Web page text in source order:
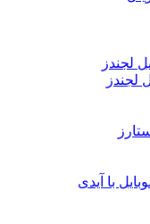
با آیدی